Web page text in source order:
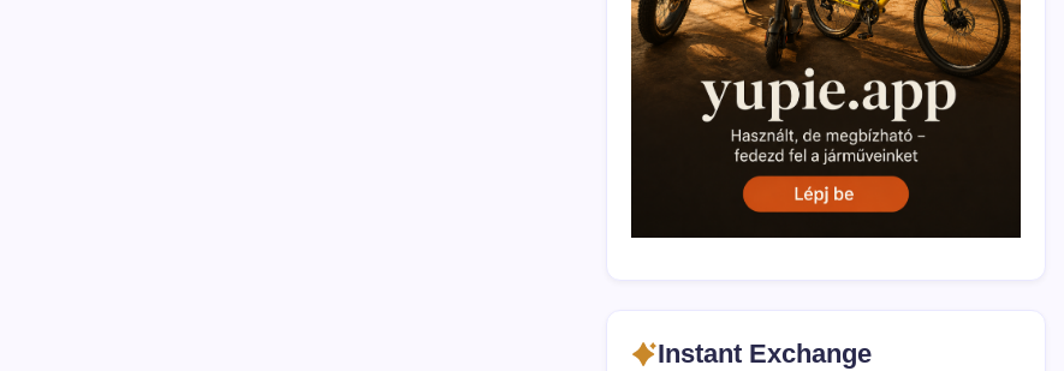
Instant Exchange